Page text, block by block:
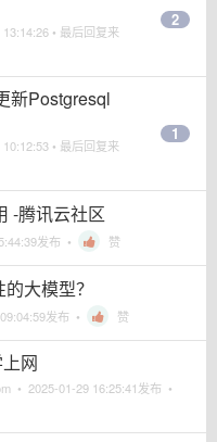
• 最后回复来
2
新Postgresql
• 最后回复来
1
-腾讯云社区
发布 • 赞
大模型？
发布 • 赞
网
• 2025-01-29 16:25:41发布 •